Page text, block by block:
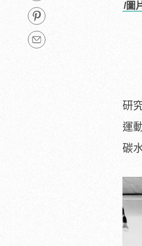
/圖
研
運
碳